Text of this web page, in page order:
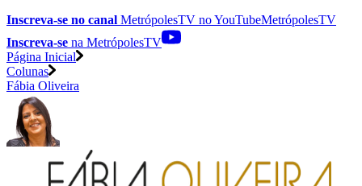
Inscreva-se no canal MetrópolesTV noYouTubeMetrópolesTV
Inscreva-se na MetrópolesTV
Página Inicial
Colunas
Fábia Oliveira